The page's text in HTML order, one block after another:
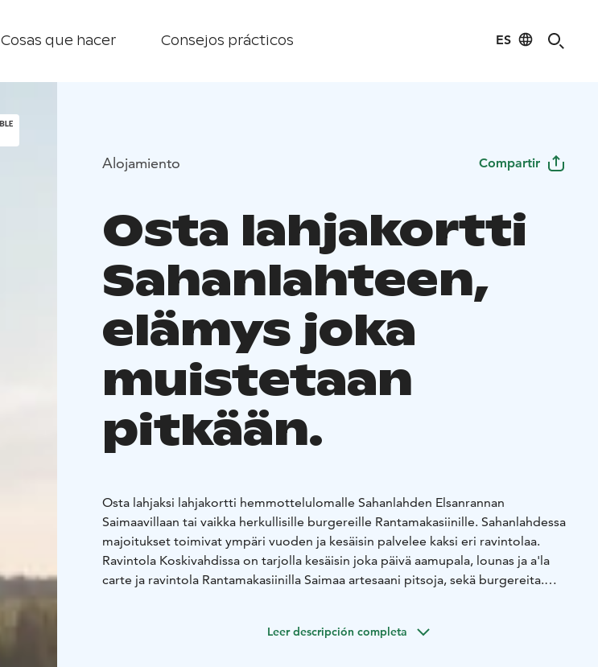
Cosas que hacer Consejos prácticos ES
Alojamiento Compartir
Osta lahjakortti
Sahanlahteen,
elämys joka
muistetaan
pitkään.
Osta lahjaksi lahjakortti hemmottelulomalle Sahanlahden Elsanrannan
Saimaavillaan tai vaikka herkullisille burgereille Rantamakasiinille. Sahanlahdessa
majoitukset toimivat ympäri vuoden ja kesäisin palvelee kaksi eri ravintolaa.
Ravintola Koskivahdissa on tarjolla kesäisin joka päivä aamupala, lounas ja a'la
carte ja ravintola Rantamakasiinilla Saimaa artesaani pitsoja, sekä burgereita.
Leer descripción completa